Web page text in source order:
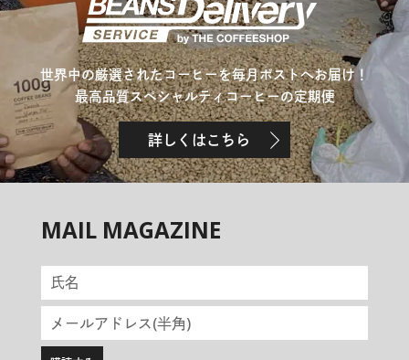
世界中の厳選されたコーヒーを毎月ポストへお届け！
最高品質スペシャルティコーヒーの定期便
詳しくはこちら
MAIL MAGAZINE